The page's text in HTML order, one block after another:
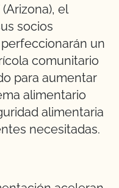
el
socios
un
comunitario
para aumentar
alimentario
alimentaria
necesitadas.